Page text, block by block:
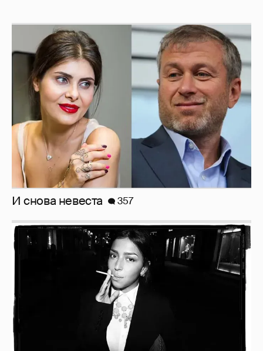
И снова невеста 357